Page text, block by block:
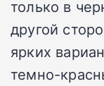
только в
другой
ярких
темно-